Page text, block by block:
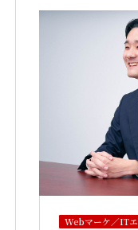
コーポレート
採用オウンド
当社への口コ
Webマーケ／IT